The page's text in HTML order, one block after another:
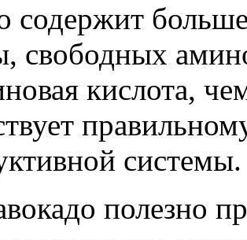
содержит
свободных
кислота,
системы.
полезно